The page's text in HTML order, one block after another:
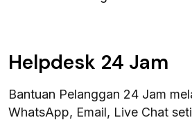
Helpdesk 24 Jam
Bantuan Pelanggan 24 Jam
WhatsApp, Email, Live Chat